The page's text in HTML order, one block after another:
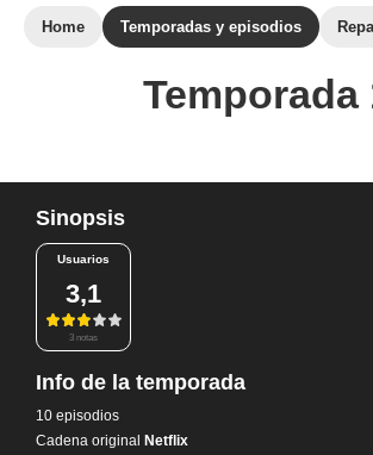
Home Temporadas y episodios
Temporada
Sinopsis
Usuarios
3,1
3 notas
Info de la temporada
10 episodios
Cadena original Netflix